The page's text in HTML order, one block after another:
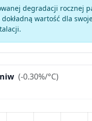
degradacji rocznej
wartość dla
(-0.30%/°C)